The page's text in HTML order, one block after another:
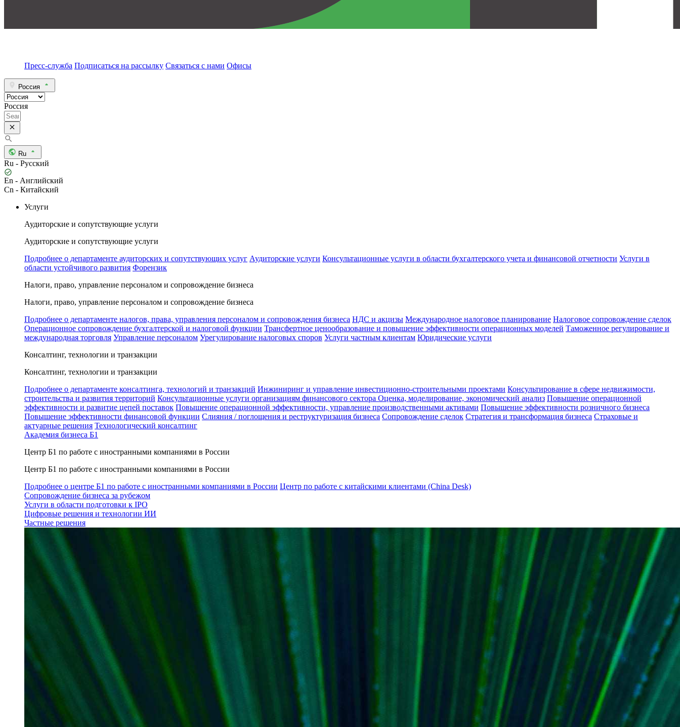
Пресс-служба Подписаться на рассылку Связаться с нами Офисы
Россия
Россия
Ru
Ru - Русский
En - Английский
Cn - Китайский
Услуги
Аудиторские и сопутствующие услуги
Аудиторские и сопутствующие услуги
Подробнее о департаменте аудиторских и сопутствующих услуг Аудиторские услуги Консультационные услуги в области бухгалтерского учета и финансовой отчетности Услуги в
области устойчивого развития Форензик
Налоги, право, управление персоналом и сопровождение бизнеса
Налоги, право, управление персоналом и сопровождение бизнеса
Подробнее о департаменте налогов, права, управления персоналом и сопровождения бизнеса НДС и акцизы Международное налоговое планирование Налоговое сопровождение сделок
Операционное сопровождение бухгалтерской и налоговой функции Трансфертное ценообразование и повышение эффективности операционных моделей Таможенное регулирование и
международная торговля Управление персоналом Урегулирование налоговых споров Услуги частным клиентам Юридические услуги
Консалтинг, технологии и транзакции
Консалтинг, технологии и транзакции
Подробнее о департаменте консалтинга, технологий и транзакций Инжиниринг и управление инвестиционно-строительными проектами Консультирование в сфере недвижимости,
строительства и развития территорий Консультационные услуги организациям финансового сектора Оценка, моделирование, экономический анализ Повышение операционной
эффективности и развитие цепей поставок Повышение операционной эффективности, управление производственными активами Повышение эффективности розничного бизнеса
Повышение эффективности финансовой функции Слияния / поглощения и реструктуризация бизнеса Сопровождение сделок Стратегия и трансформация бизнеса Страховые и
актуарные решения Технологический консалтинг
Академия бизнеса Б1
Центр Б1 по работе с иностранными компаниями в России
Центр Б1 по работе с иностранными компаниями в России
Подробнее о центре Б1 по работе с иностранными компаниями в России Центр по работе с китайскими клиентами (China Desk)
Сопровождение бизнеса за рубежом
Услуги в области подготовки к IPO
Цифровые решения и технологии ИИ
Частные решения